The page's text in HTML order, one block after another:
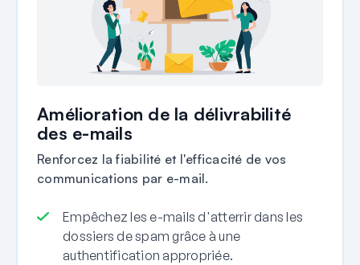
Amélioration de la délivrabilité
des e-mails
Renforcez la fiabilité et l'efficacité de vos
communications par e-mail.
Empêchez les e-mails d'atterrir dans les
dossiers de spam grâce à une
authentification appropriée.